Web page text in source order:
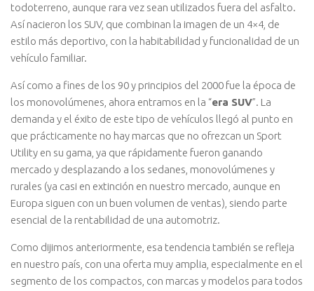
todoterreno, aunque rara vez sean utilizados fuera del asfalto.
Así nacieron los SUV, que combinan la imagen de un 4×4, de
estilo más deportivo, con la habitabilidad y funcionalidad de un
vehículo familiar.
Así como a fines de los 90 y principios del 2000 fue la época de
los monovolúmenes, ahora entramos en la “era SUV”. La
demanda y el éxito de este tipo de vehículos llegó al punto en
que prácticamente no hay marcas que no ofrezcan un Sport
Utility en su gama, ya que rápidamente fueron ganando
mercado y desplazando a los sedanes, monovolúmenes y
rurales (ya casi en extinción en nuestro mercado, aunque en
Europa siguen con un buen volumen de ventas), siendo parte
esencial de la rentabilidad de una automotriz.
Como dijimos anteriormente, esa tendencia también se refleja
en nuestro país, con una oferta muy amplia, especialmente en el
segmento de los compactos, con marcas y modelos para todos